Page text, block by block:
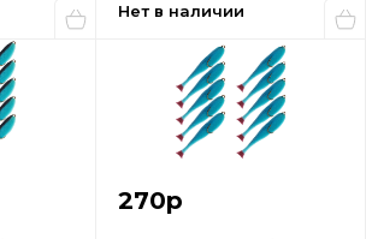
Нет в наличии
270р